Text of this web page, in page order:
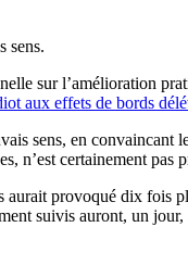
sens.
sur l’amélioration
aux effets de bords
sens, en convaincant
n’est certainement pas
provoqué dix fois
suivis auront, un jour,